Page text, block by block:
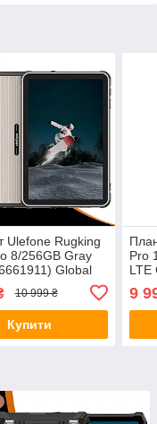
Ulefone Rugking
8/256GB Gray
Global
10 999 ₴
Купити
Pro
LTE
9